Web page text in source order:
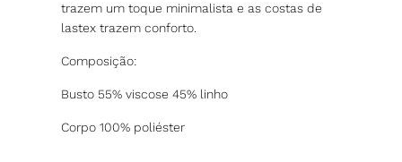
trazem um toque minimalista e as costas de
lastex trazem conforto.
Composição:
Busto 55% viscose 45% linho
Corpo 100% poliéster